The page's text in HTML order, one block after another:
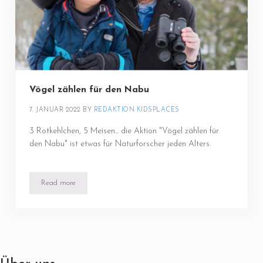
Vögel zählen für den Nabu
7. JANUAR 2022 BY REDAKTION KIDSPLACES
3 Rotkehlchen, 5 Meisen... die Aktion "Vögel zählen für
den Nabu" ist etwas für Naturforscher jeden Alters.
Read moreVögel zählen für den Nabu